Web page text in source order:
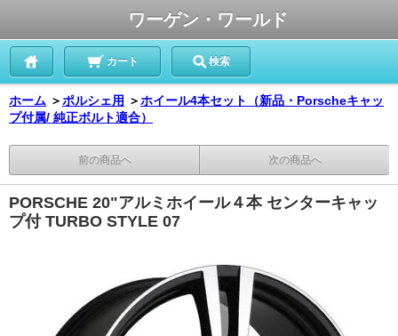
ワーゲン・ワールド
カート 検索
ホーム ＞ポルシェ用 ＞ホイール4本セット（新品・Porscheキャッ
プ付属/ 純正ボルト適合）
前の商品へ 次の商品へ
PORSCHE 20"アルミホイール４本 センターキャッ
プ付 TURBO STYLE 07